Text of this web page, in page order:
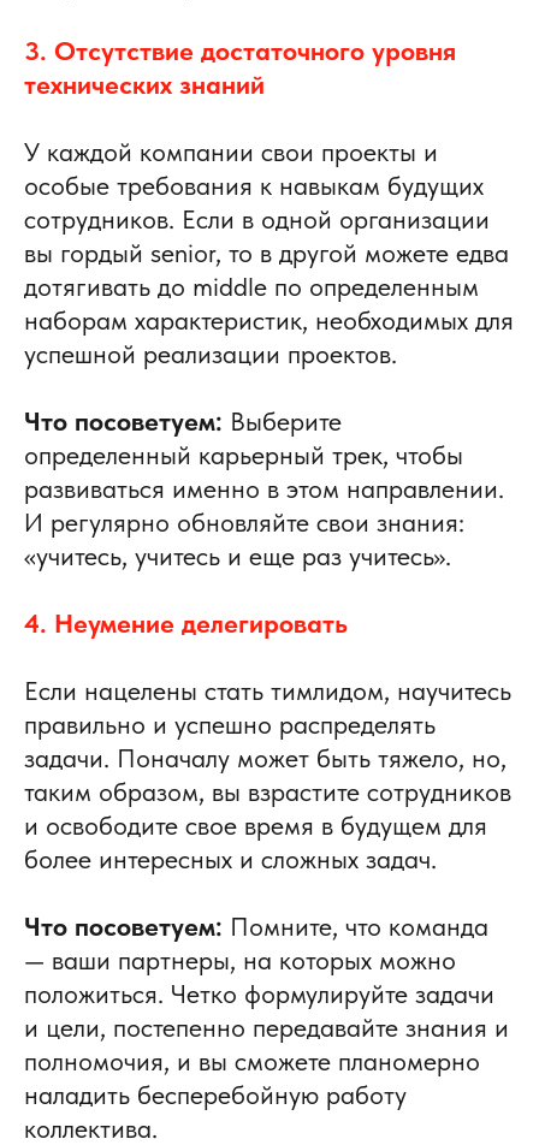
3. Отсутствие достаточного уровня
технических знаний
У каждой компании свои проекты и
особые требования к навыкам будущих
сотрудников. Если в одной организации
вы гордый senior, то в другой можете едва
дотягивать до middle по определенным
наборам характеристик, необходимых для
успешной реализации проектов.
Что посоветуем: Выберите
определенный карьерный трек, чтобы
развиваться именно в этом направлении.
И регулярно обновляйте свои знания:
«учитесь, учитесь и еще раз учитесь».
4. Неумение делегировать
Если нацелены стать тимлидом, научитесь
правильно и успешно распределять
задачи. Поначалу может быть тяжело, но,
таким образом, вы взрастите сотрудников
и освободите свое время в будущем для
более интересных и сложных задач.
Что посоветуем: Помните, что команда
— ваши партнеры, на которых можно
положиться. Четко формулируйте задачи
и цели, постепенно передавайте знания и
полномочия, и вы сможете планомерно
наладить бесперебойную работу
коллектива.